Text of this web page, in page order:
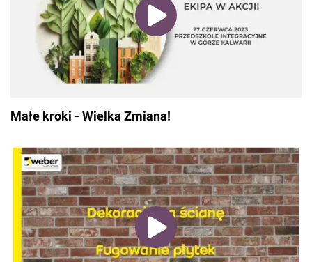
Małe kroki - Wielka Zmiana!